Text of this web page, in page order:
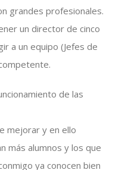
grandes profesionales.
un director de cinco
a un equipo (Jefes de
de las
mejorar y en ello
más alumnos y los que
ya conocen bien